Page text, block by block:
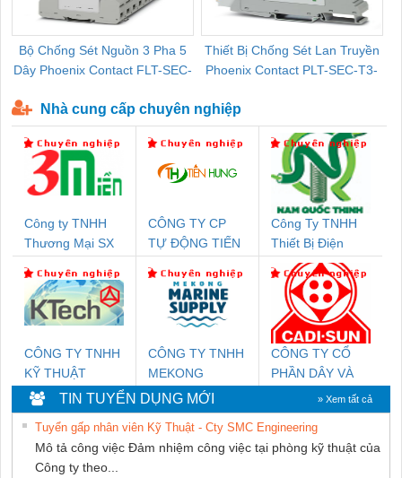
Bộ Chống Sét Nguồn 3 Pha 5
Dây Phoenix Contact FLT-SEC-
Thiết Bị Chống Sét Lan Truyền
Phoenix Contact PLT-SEC-T3-
Nhà cung cấp chuyên nghiệp
Công ty TNHH
Thương Mại SX
CÔNG TY CP
TỰ ĐỘNG TIẾN
Công Ty TNHH
Thiết Bị Điện
Nam Quốc Thịnh
CÔNG TY TNHH
KỸ THUẬT
KTECH VIỆT
NAM
CÔNG TY TNHH
MEKONG
MARINE
SUPPLY
CÔNG TY CỔ
PHẦN DÂY VÀ
CÁP ĐIỆN
THƯỢNG ĐÌNH
TIN TUYỂN DỤNG MỚI » Xem tất cả
Tuyển gấp nhân viên Kỹ Thuật - Cty SMC Engineering
Mô tả công việc Đảm nhiệm công việc tại phòng kỹ thuật của
Công ty theo...